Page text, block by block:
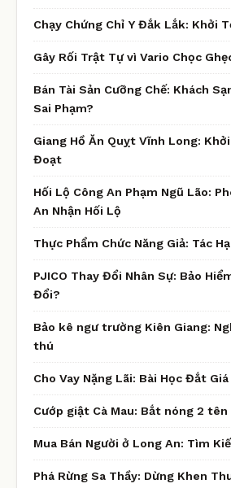
Chạy Chứng Chỉ Y Đắk Lắk: Khởi
Gây Rối Trật Tự vì Vario Chọc
Bán Tài Sản Cưỡng Chế: Khách
Sai Phạm?
Giang Hồ Ăn Quỵt Vĩnh Long:
Đoạt
Hối Lộ Công An Phạm Ngũ Lão:
An Nhận Hối Lộ
Thực Phẩm Chức Năng Giả: Tác
PJICO Thay Đổi Nhân Sự: Bảo
Đổi?
Bảo kê ngư trường Kiên Giang:
thú
Cho Vay Nặng Lãi: Bài Học Đắt
Cướp giật Cà Mau: Bắt nóng 2
Mua Bán Người ở Long An: Tìm
Phá Rừng Sa Thầy: Dừng Khen